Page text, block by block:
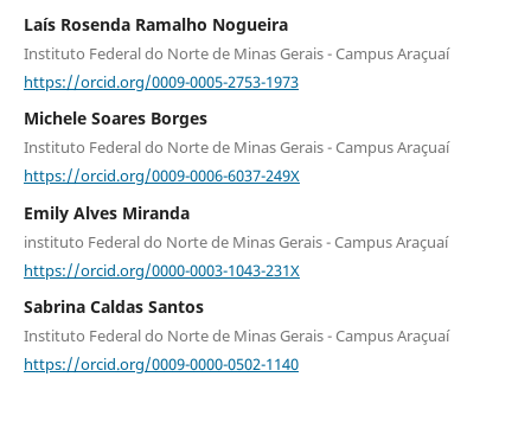
Laís Rosenda Ramalho Nogueira
Instituto Federal do Norte de Minas Gerais - Campus Araçuaí
https://orcid.org/0009-0005-2753-1973
Michele Soares Borges
Instituto Federal do Norte de Minas Gerais - Campus Araçuaí
https://orcid.org/0009-0006-6037-249X
Emily Alves Miranda
instituto Federal do Norte de Minas Gerais - Campus Araçuaí
https://orcid.org/0000-0003-1043-231X
Sabrina Caldas Santos
Instituto Federal do Norte de Minas Gerais - Campus Araçuaí
https://orcid.org/0009-0000-0502-1140